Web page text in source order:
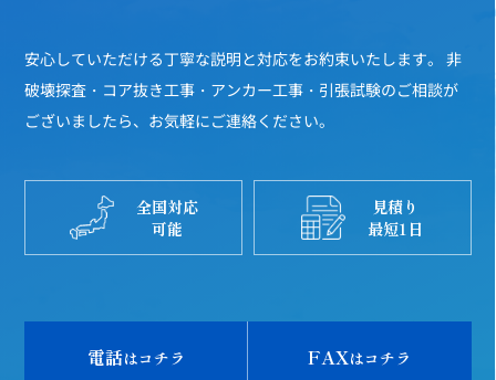
安心していただける丁寧な説明と対応をお約束いたします。
非
破壊探査・コア抜き工事・アンカー工事・引張試験のご相談が
ございましたら、お気軽にご連絡ください。
全国対応
可能
見積り
最短1日
電話はコチラ FAXはコチラ